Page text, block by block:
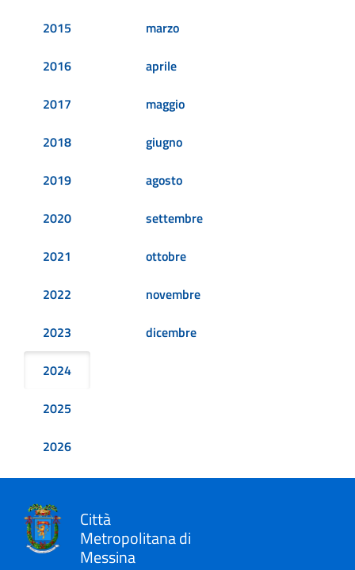
2015
2016
2017
2018
2019
2020
2021
2022
2023
2024
2025
2026
marzo
aprile
maggio
giugno
agosto
settembre
ottobre
novembre
dicembre
Città
Metropolitana di
Messina